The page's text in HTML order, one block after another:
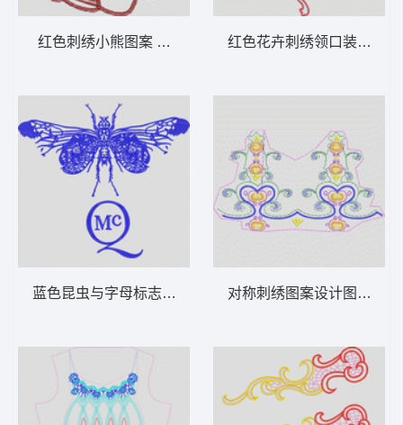
红色刺绣小熊图案 贴布熊
蓝色昆虫与字母标志 蝴蝶
红色花卉刺绣领口装饰 领
对称刺绣图案设计图 衣摆条